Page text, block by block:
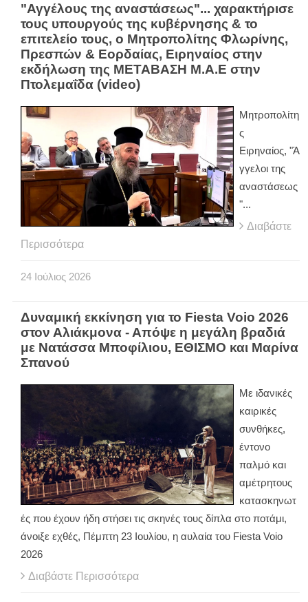
"Αγγέλους της αναστάσεως"... χαρακτήρισε
τους υπουργούς της κυβέρνησης & το
επιτελείο τους, ο Μητροπολίτης Φλωρίνης,
Πρεσπών & Εορδαίας, Ειρηναίος στην
εκδήλωση της ΜΕΤΑΒΑΣΗ Μ.Α.Ε στην
Πτολεμαΐδα (video)
Μητροπολίτη
ς
Ειρηναίος, "Ά
γγελοι της
αναστάσεως
"...
Διαβάστε
Περισσότερα
24 Ιούλιος 2026
Δυναμική εκκίνηση για το Fiesta Voio 2026
στον Αλιάκμονα - Απόψε η μεγάλη βραδιά
με Νατάσσα Μποφίλιου, ΕΘΙΣΜΟ και Μαρίνα
Σπανού
Με ιδανικές
καιρικές
συνθήκες,
έντονο
παλμό και
αμέτρητους
κατασκηνωτ
ές που έχουν ήδη στήσει τις σκηνές τους δίπλα στο ποτάμι,
άνοιξε εχθές, Πέμπτη 23 Ιουλίου, η αυλαία του Fiesta Voio
2026
Διαβάστε Περισσότερα